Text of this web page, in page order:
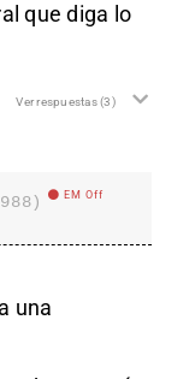
que diga lo
Ver respuestas(3)
EM Off
una